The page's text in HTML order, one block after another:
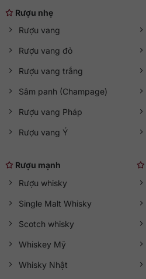
Rượu nhẹ
Rượu vang
Rượu vang đỏ
Rượu vang trắng
Sâm panh (Champage)
Rượu vang Pháp
Rượu vang Ý
Rượu mạnh
Rượu whisky
Single Malt Whisky
Scotch whisky
Whiskey Mỹ
Whisky Nhật